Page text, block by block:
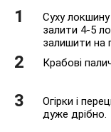
Суху
залити 4-5
залишити на
Крабові
Огірки і
дуже дрібно.